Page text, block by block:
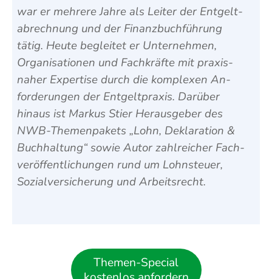
war er mehrere Jahre als Leiter der Ent­gelt­
abrech­nung und der Finanz­buch­führung
tätig. Heute be­gleitet er Unter­nehmen,
Organisationen und Fach­kräfte mit praxis­
naher Expertise durch die komplexen An­
forder­ungen der Ent­gelt­praxis. Darüber
hinaus ist Markus Stier Heraus­geber des
NWB-Themen­pakets „Lohn, Deklaration &
Buch­haltung“ sowie Autor zahl­reicher Fach­
veröffentlich­ungen rund um Lohn­steuer,
Sozial­versicher­ung und Arbeits­recht.
Themen-Special